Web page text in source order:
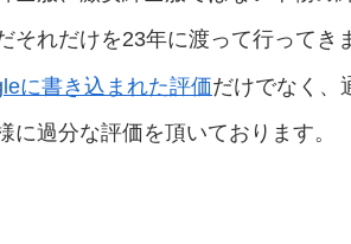
それだけを23年に渡って行ってき
に書き込まれた評価だけでなく、
に過分な評価を頂いております。